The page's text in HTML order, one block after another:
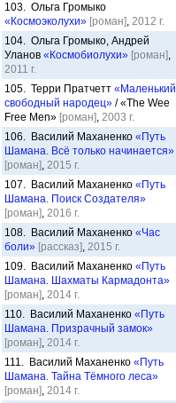
103. Ольга Громыко
«Космоэколухи» [роман], 2012 г.
104. Ольга Громыко, Андрей
Уланов «Космобиолухи» [роман],
2011 г.
105. Терри Пратчетт «Маленький
свободный народец» / «The Wee
Free Men» [роман], 2003 г.
106. Василий Маханенко «Путь
Шамана. Всё только начинается»
[роман], 2015 г.
107. Василий Маханенко «Путь
Шамана. Поиск Создателя»
[роман], 2016 г.
108. Василий Маханенко «Час
боли» [рассказ], 2015 г.
109. Василий Маханенко «Путь
Шамана. Шахматы Кармадонта»
[роман], 2014 г.
110. Василий Маханенко «Путь
Шамана. Призрачный замок»
[роман], 2014 г.
111. Василий Маханенко «Путь
Шамана. Тайна Тёмного леса»
[роман], 2014 г.